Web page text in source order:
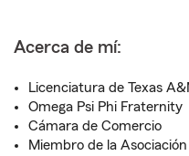
Acerca de mí:
Licenciatura de Texas
Omega Psi Phi Fraternity
Cámara de Comercio
Miembro de la